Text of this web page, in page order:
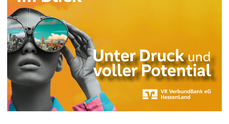
Ulrichstein
Wartenberg
Schwalm
Fulda
Gießen
Impressum